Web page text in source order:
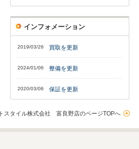
インフォメーション
2019/03/26 買取を更新
2024/01/06 整備を更新
2020/03/06 保証を更新
スタイル株式会社 富良野店のページTOPへ